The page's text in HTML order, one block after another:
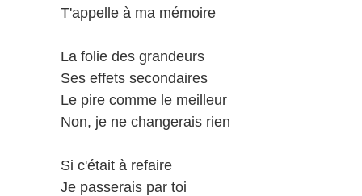
T'appelle à ma mémoire
La folie des grandeurs
Ses effets secondaires
Le pire comme le meilleur
Non, je ne changerais rien
Si c'était à refaire
Je passerais par toi